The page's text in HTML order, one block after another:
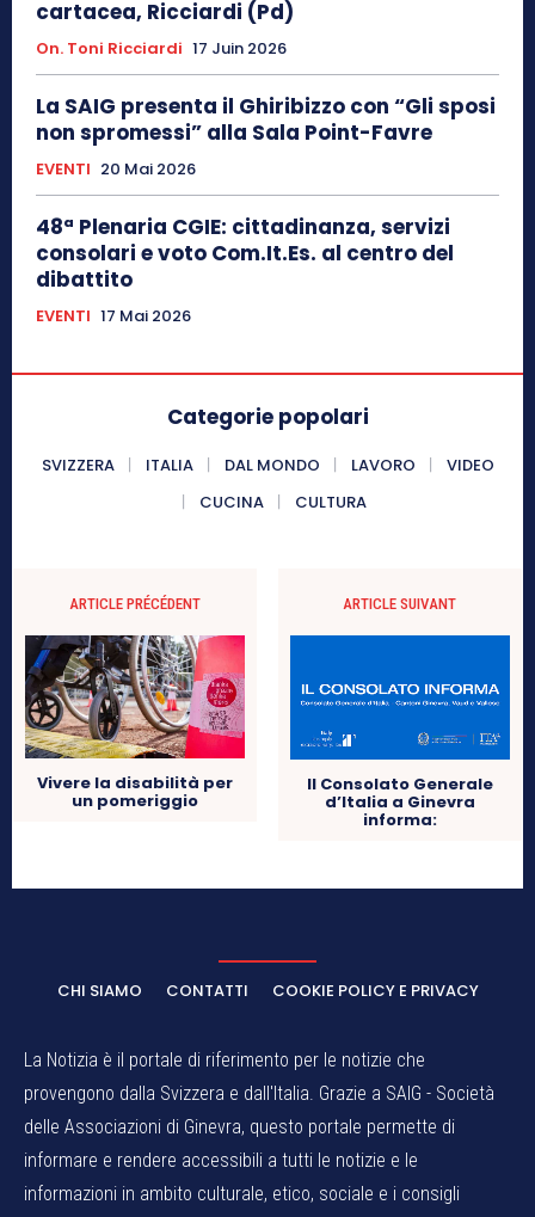
cartacea, Ricciardi (Pd)
On. Toni Ricciardi 17 Juin 2026
La SAIG presenta il Ghiribizzo con “Gli sposi
non spromessi” alla Sala Point-Favre
EVENTI 20 Mai 2026
48ª Plenaria CGIE: cittadinanza, servizi
consolari e voto Com.It.Es. al centro del
dibattito
EVENTI 17 Mai 2026
Categorie popolari
SVIZZERA ITALIA DAL MONDO LAVORO
VIDEO
CUCINA
CULTURA
ARTICLE PRÉCÉDENT
Vivere la disabilità per
un pomeriggio
ARTICLE SUIVANT
Il Consolato Generale
d’Italia a Ginevra
informa:
CHI SIAMO CONTATTI COOKIE POLICY E PRIVACY
La Notizia è il portale di riferimento per le notizie che
provengono dalla Svizzera e dall'Italia. Grazie a SAIG - Società
delle Associazioni di Ginevra, questo portale permette di
informare e rendere accessibili a tutti le notizie e le
informazioni in ambito culturale, etico, sociale e i consigli